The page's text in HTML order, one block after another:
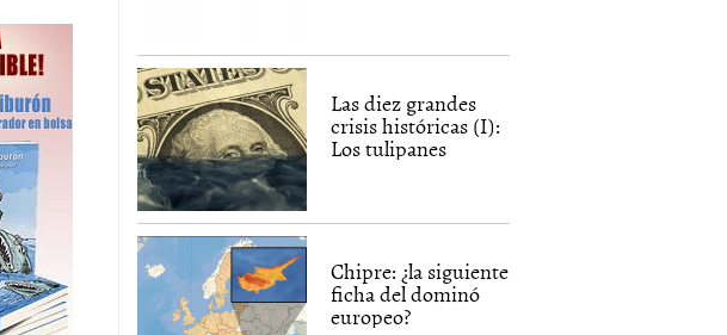
Las diez grandes
crisis históricas (I):
Los tulipanes
Chipre: ¿la siguiente
ficha del dominó
europeo?